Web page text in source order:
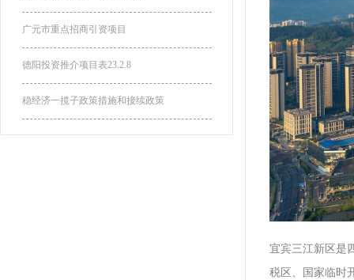
广元市重点招商引资项目
德阳投资推介项目表23.2.8
稳经济一揽子政策措施和接续政策
宜宾三江新区是
税区、国家临时